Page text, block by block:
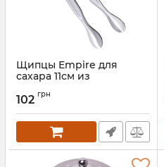
Щипцы Empire для
сахара 11см из
Артикул:
102 грн